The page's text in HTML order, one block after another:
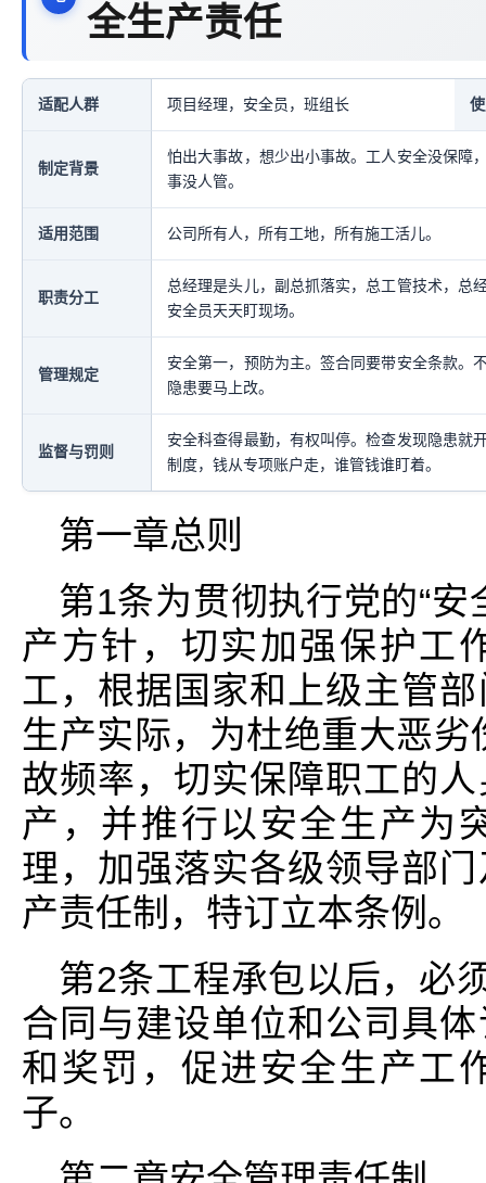
全生产责任
适配人群 项目经理，安全员，班组长
制定背景
怕出大事故，想少出小事故。工人安全没保障
事没人管。
适用范围 公司所有人，所有工地，所有施工活儿。
职责分工
总经理是头儿，副总抓落实，总工管技术，总
安全员天天盯现场。
管理规定
安全第一，预防为主。签合同要带安全条款。
隐患要马上改。
监督与罚则
安全科查得最勤，有权叫停。检查发现隐患就
制度，钱从专项账户走，谁管钱谁盯着。
第一章总则
第1条为贯彻执行党的“
产方针，切实加强保护工
工，根据国家和上级主管
生产实际，为杜绝重大恶
故频率，切实保障职工的
产，并推行以安全生产为
理，加强落实各级领导部
产责任制，特订立本条例。
第2条工程承包以后，必
合同与建设单位和公司具
和奖罚，促进安全生产工
子。